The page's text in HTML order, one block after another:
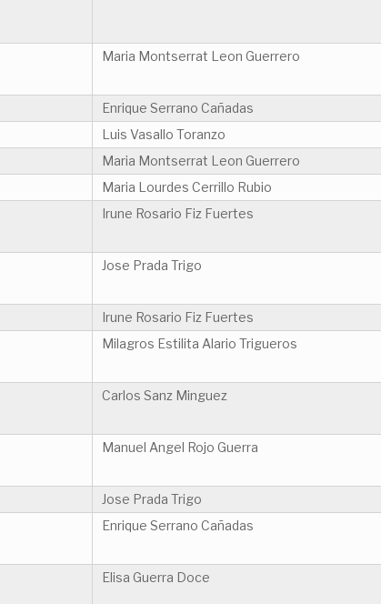
Maria Montserrat Leon Guerrero
Enrique Serrano Cañadas
Luis Vasallo Toranzo
Maria Montserrat Leon Guerrero
Maria Lourdes Cerrillo Rubio
Irune Rosario Fiz Fuertes
Jose Prada Trigo
Irune Rosario Fiz Fuertes
Milagros Estilita Alario Trigueros
Carlos Sanz Minguez
Manuel Angel Rojo Guerra
Jose Prada Trigo
Enrique Serrano Cañadas
Elisa Guerra Doce